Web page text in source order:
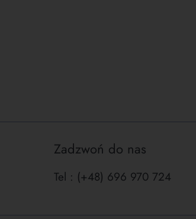
Zadzwoń do nas
Tel : (+48) 696 970 724